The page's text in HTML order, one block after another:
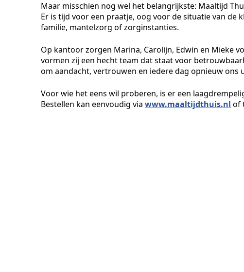
Maar misschien nog wel het belangrijkste: Maaltijd
Er is tijd voor een praatje, oog voor de situatie van
familie, mantelzorg of zorginstanties.
Op kantoor zorgen Marina, Carolijn, Edwin en Mieke
vormen zij een hecht team dat staat voor
om aandacht, vertrouwen en iedere dag opnieuw ons
Voor wie het eens wil proberen, is er een
Bestellen kan eenvoudig via www.maaltijdthuis.nl of